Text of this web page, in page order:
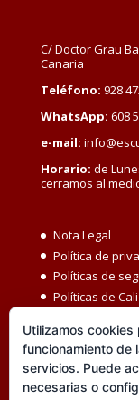
C/ Doctor Grau
Canaria
Teléfono: 928
WhatsApp: 608
e-mail:
Horario: de
cerramos al
Nota Legal
Política de
Políticas de
Políticas de
Igualdad MBC
Código ético
Transparencia
Utilizamos
funcionamiento de
servicios. Puede
necesarias o